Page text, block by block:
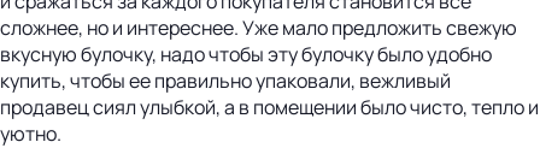
сложнее, но и интереснее. Уже мало предложить свежую
вкусную булочку, надо чтобы эту булочку было удобно
купить, чтобы ее правильно упаковали, вежливый
продавец сиял улыбкой, а в помещении было чисто, тепло и
уютно.